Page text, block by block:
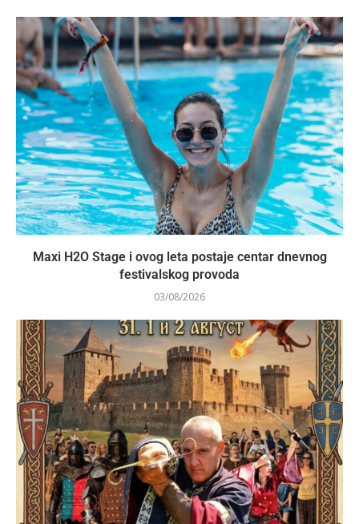
Maxi H2O Stage i ovog leta postaje centar dnevnog
festivalskog provoda
03/08/2026